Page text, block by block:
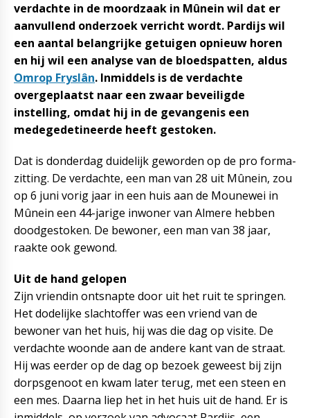
verdachte in de moordzaak in Mûnein wil dat er
aanvullend onderzoek verricht wordt. Pardijs wil
een aantal belangrijke getuigen opnieuw horen
en hij wil een analyse van de bloedspatten, aldus
Omrop Fryslân. Inmiddels is de verdachte
overgeplaatst naar een zwaar beveiligde
instelling, omdat hij in de gevangenis een
medegedetineerde heeft gestoken.
Dat is donderdag duidelijk geworden op de pro forma-
zitting. De verdachte, een man van 28 uit Mûnein, zou
op 6 juni vorig jaar in een huis aan de Mounewei in
Mûnein een 44-jarige inwoner van Almere hebben
doodgestoken. De bewoner, een man van 38 jaar,
raakte ook gewond.
Uit de hand gelopen
Zijn vriendin ontsnapte door uit het ruit te springen.
Het dodelijke slachtoffer was een vriend van de
bewoner van het huis, hij was die dag op visite. De
verdachte woonde aan de andere kant van de straat.
Hij was eerder op de dag op bezoek geweest bij zijn
dorpsgenoot en kwam later terug, met een steen en
een mes. Daarna liep het in het huis uit de hand. Er is